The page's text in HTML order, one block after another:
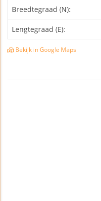
Breedtegraad (N):
Lengtegraad (E):
Bekijk in Google Maps